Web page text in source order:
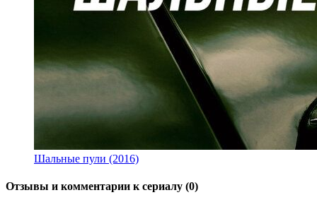
Шальные пули (2016)
Отзывы и комментарии к сериалу (0)